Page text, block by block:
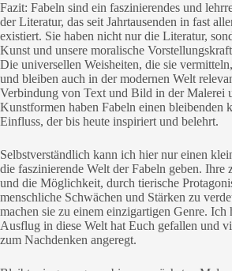
Fazit: Fabeln sind ein faszinierendes und
der Literatur, das seit Jahrtausenden in fast
existiert. Sie haben nicht nur die Literatur,
Kunst und unsere moralische
Die universellen Weisheiten, die sie
und bleiben auch in der modernen Welt
Verbindung von Text und Bild in der Malerei
Kunstformen haben Fabeln einen bleibenden
Einfluss, der bis heute inspiriert und belehrt.
Selbstverständlich kann ich hier nur einen
die faszinierende Welt der Fabeln geben. Ihre
und die Möglichkeit, durch tierische
menschliche Schwächen und Stärken zu
machen sie zu einem einzigartigen Genre. Ich
Ausflug in diese Welt hat Euch gefallen und
zum Nachdenken angeregt.